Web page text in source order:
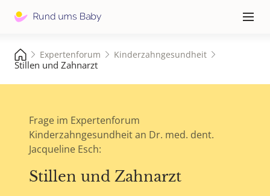
≡
Expertenforum Kinderzahngesundheit
Stillen und Zahnarzt
Frage im Expertenforum
Kinderzahngesundheit an Dr. med. dent.
Jacqueline Esch:
Stillen und Zahnarzt